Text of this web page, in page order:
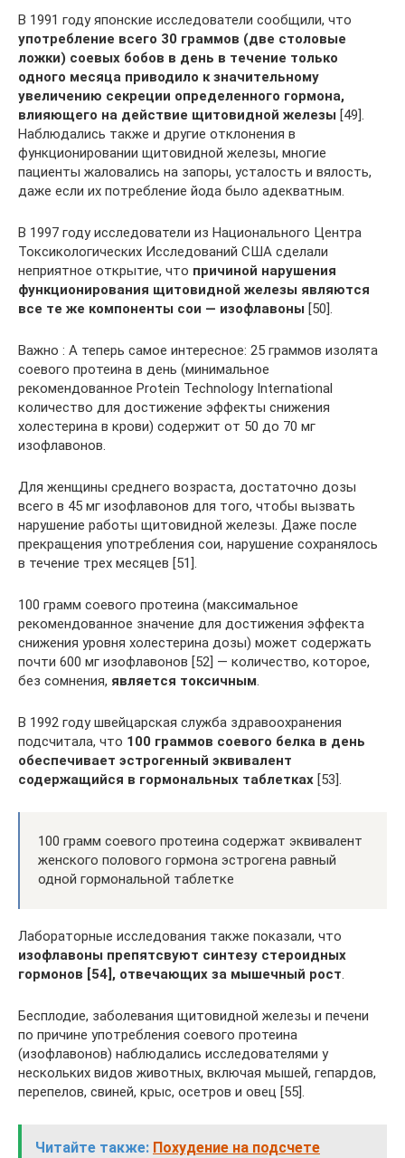
В 1991 году японские исследователи сообщили, что
употребление всего 30 граммов (две столовые
ложки) соевых бобов в день в течение только
одного месяца приводило к значительному
увеличению секреции определенного гормона,
влияющего на действие щитовидной железы [49].
Наблюдались также и другие отклонения в
функционировании щитовидной железы, многие
пациенты жаловались на запоры, усталость и вялость,
даже если их потребление йода было адекватным.
В 1997 году исследователи из Национального Центра
Токсикологических Исследований США сделали
неприятное открытие, что причиной нарушения
функционирования щитовидной железы являются
все те же компоненты сои — изофлавоны [50].
Важно : А теперь самое интересное: 25 граммов изолята
соевого протеина в день (минимальное
рекомендованное Protein Technology International
количество для достижение эффекты снижения
холестерина в крови) содержит от 50 до 70 мг
изофлавонов.
Для женщины среднего возраста, достаточно дозы
всего в 45 мг изофлавонов для того, чтобы вызвать
нарушение работы щитовидной железы. Даже после
прекращения употребления сои, нарушение сохранялось
в течение трех месяцев [51].
100 грамм соевого протеина (максимальное
рекомендованное значение для достижения эффекта
снижения уровня холестерина дозы) может содержать
почти 600 мг изофлавонов [52] — количество, которое,
без сомнения, является токсичным.
В 1992 году швейцарская служба здравоохранения
подсчитала, что 100 граммов соевого белка в день
обеспечивает эстрогенный эквивалент
содержащийся в гормональных таблетках [53].
100 грамм соевого протеина содержат эквивалент
женского полового гормона эстрогена равный
одной гормональной таблетке
Лабораторные исследования также показали, что
изофлавоны препятсвуют синтезу стероидных
гормонов [54], отвечающих за мышечный рост.
Бесплодие, заболевания щитовидной железы и печени
по причине употребления соевого протеина
(изофлавонов) наблюдались исследователями у
нескольких видов животных, включая мышей, гепардов,
перепелов, свиней, крыс, осетров и овец [55].
Читайте также: Похудение на подсчете